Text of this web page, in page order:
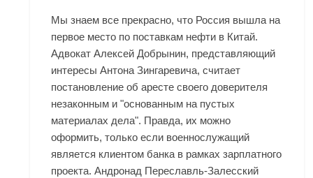
Мы знаем все прекрасно, что Россия вышла на
первое место по поставкам нефти в Китай.
Адвокат Алексей Добрынин, представляющий
интересы Антона Зингаревича, считает
постановление об аресте своего доверителя
незаконным и "основанным на пустых
материалах дела". Правда, их можно
оформить, только если военнослужащий
является клиентом банка в рамках зарплатного
проекта. Андронад Переславль-Залесский